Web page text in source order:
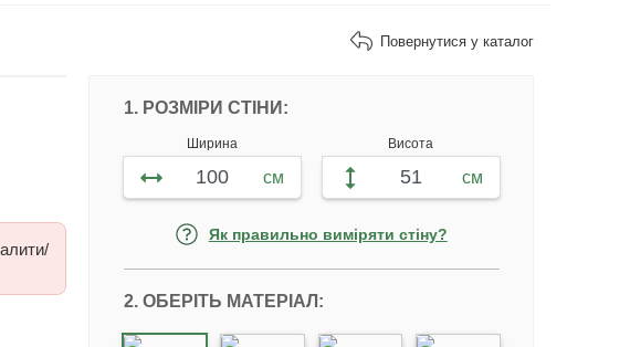
Повернутися у каталог
1. РОЗМІРИ СТІНИ:
Ширина
см
Висота
см
Як правильно виміряти стіну?
2. ОБЕРІТЬ МАТЕРІАЛ: